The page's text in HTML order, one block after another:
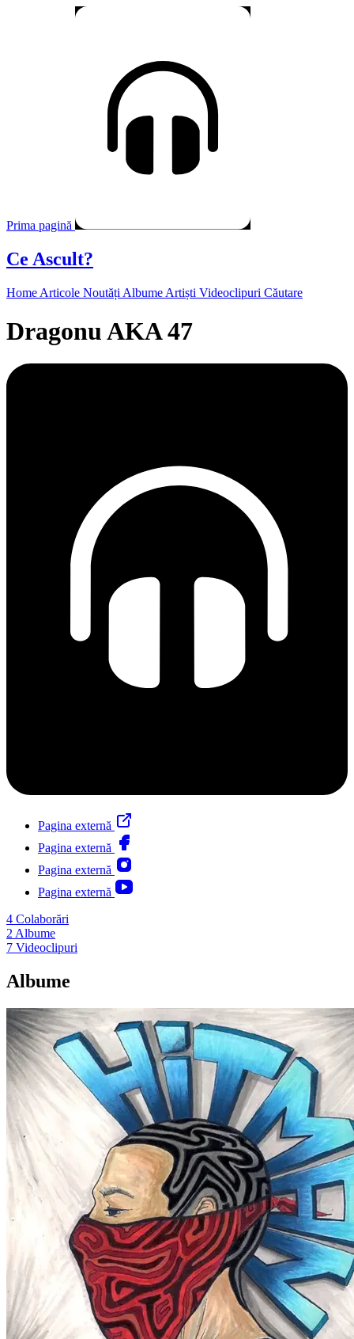
Prima pagină
Ce Ascult?
Home Articole Noutăți Albume Artiști Videoclipuri Căutare
Dragonu AKA 47
Pagina externă
Pagina externă
Pagina externă
Pagina externă
4 Colaborări
2 Albume
7 Videoclipuri
Albume